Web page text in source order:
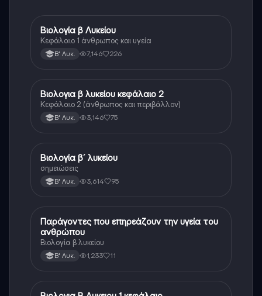
Βιολογία
Βιολογία β Λυκείου
Κεφάλαιο 1 άνθρωπος και υγεία
Β' Λυκ. 7,146 226
Βιολογία
Βιολογια β λυκείου κεφάλαιο 2
Κεφάλαιο 2 (άνθρωπος και περιβάλλον)
Β' Λυκ. 3,146 75
Βιολογία
Βιολογία β´ λυκείου
σημειώσεις
Β' Λυκ. 3,614 95
Βιολογία
Παράγοντες που επηρεάζουν την υγεία του
ανθρώπου
Βιολογία β λυκείου
Β' Λυκ. 1,233 11